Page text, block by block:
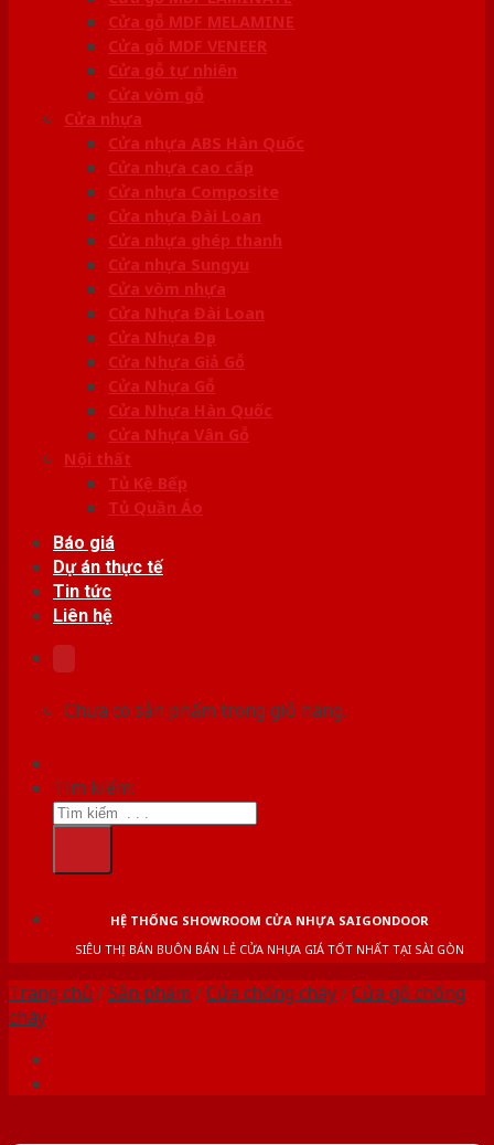
Cửa gỗ MDF MELAMINE
Cửa gỗ MDF VENEER
Cửa gỗ tự nhiên
Cửa vòm gỗ
Cửa nhựa
Cửa nhựa ABS Hàn Quốc
Cửa nhựa cao cấp
Cửa nhựa Composite
Cửa nhựa Đài Loan
Cửa nhựa ghép thanh
Cửa nhựa Sungyu
Cửa vòm nhựa
Cửa Nhựa Đài Loan
Cửa Nhựa Đẹp
Cửa Nhựa Giả Gỗ
Cửa Nhựa Gỗ
Cửa Nhựa Hàn Quốc
Cửa Nhựa Vân Gỗ
Nội thất
Tủ Kệ Bếp
Tủ Quần Áo
Báo giá
Dự án thực tế
Tin tức
Liên hệ
Chưa có sản phẩm trong giỏ hàng.
Tìm kiếm:
HỆ THỐNG SHOWROOM CỬA NHỰA SAIGONDOOR
SIÊU THỊ BÁN BUÔN BÁN LẺ CỬA NHỰA GIÁ TỐT NHẤT TẠI SÀI GÒN
Trang chủ /Sản phẩm /Cửa chống cháy/Cửa gỗ chống
cháy